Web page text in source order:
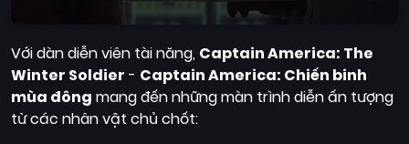
Với dàn diễn viên tài năng, Captain America: The
Winter Soldier - Captain America: Chiến binh
mùa đông mang đến những màn trình diễn ấn tượng
từ các nhân vật chủ chốt: